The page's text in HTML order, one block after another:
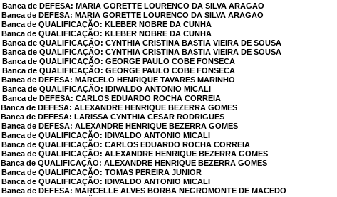
Banca de DEFESA: MARIA GORETTE LOURENCO DA SILVA ARAGAO
Banca de DEFESA: MARIA GORETTE LOURENCO DA SILVA ARAGAO
Banca de QUALIFICAÇÃO: KLEBER NOBRE DA CUNHA
Banca de QUALIFICAÇÃO: KLEBER NOBRE DA CUNHA
Banca de QUALIFICAÇÃO: CYNTHIA CRISTINA BASTIA VIEIRA DE SOUSA
Banca de QUALIFICAÇÃO: CYNTHIA CRISTINA BASTIA VIEIRA DE SOUSA
Banca de QUALIFICAÇÃO: GEORGE PAULO COBE FONSECA
Banca de QUALIFICAÇÃO: GEORGE PAULO COBE FONSECA
Banca de DEFESA: MARCELO HENRIQUE TAVARES MARINHO
Banca de QUALIFICAÇÃO: IDIVALDO ANTONIO MICALI
Banca de DEFESA: CARLOS EDUARDO ROCHA CORREIA
Banca de DEFESA: ALEXANDRE HENRIQUE BEZERRA GOMES
Banca de DEFESA: LARISSA CYNTHIA CESAR RODRIGUES
Banca de DEFESA: ALEXANDRE HENRIQUE BEZERRA GOMES
Banca de QUALIFICAÇÃO: IDIVALDO ANTONIO MICALI
Banca de QUALIFICAÇÃO: CARLOS EDUARDO ROCHA CORREIA
Banca de QUALIFICAÇÃO: ALEXANDRE HENRIQUE BEZERRA GOMES
Banca de QUALIFICAÇÃO: ALEXANDRE HENRIQUE BEZERRA GOMES
Banca de QUALIFICAÇÃO: TOMAS PEREIRA JUNIOR
Banca de QUALIFICAÇÃO: IDIVALDO ANTONIO MICALI
Banca de DEFESA: MARCELLE ALVES BORBA NEGROMONTE DE MACEDO